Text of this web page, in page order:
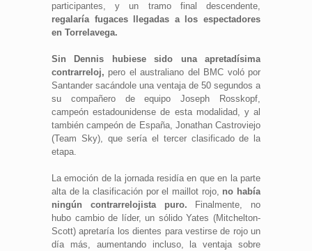
participantes, y un tramo final descendente,
regalaría fugaces llegadas a los espectadores
en Torrelavega.
Sin Dennis hubiese sido una apretadísima
contrarreloj, pero el australiano del BMC voló por
Santander sacándole una ventaja de 50 segundos a
su compañero de equipo Joseph Rosskopf,
campeón estadounidense de esta modalidad, y al
también campeón de España, Jonathan Castroviejo
(Team Sky), que sería el tercer clasificado de la
etapa.
La emoción de la jornada residía en que en la parte
alta de la clasificación por el maillot rojo, no había
ningún contrarrelojista puro. Finalmente, no
hubo cambio de líder, un sólido Yates (Mitchelton-
Scott) apretaría los dientes para vestirse de rojo un
día más, aumentando incluso, la ventaja sobre